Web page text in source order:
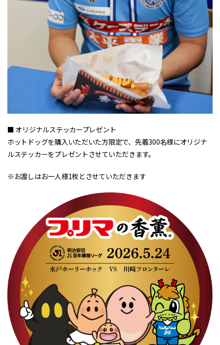
■ オリジナルステッカープレゼント
ホットドッグを購入いただいた方限定で、先着300名様にオリジナ
ルステッカーをプレゼントさせていただきます。
※お渡しはお一人様1枚とさせていただきます